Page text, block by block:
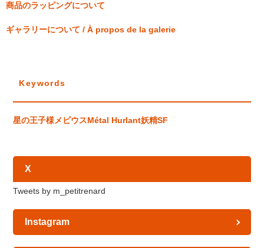
商品のラッピングについて
ギャラリーについて / À propos de la galerie
Keywords
星の王子様メビウスMétal Hurlant妖精SF
X
Tweets by m_petitrenard
Instagram